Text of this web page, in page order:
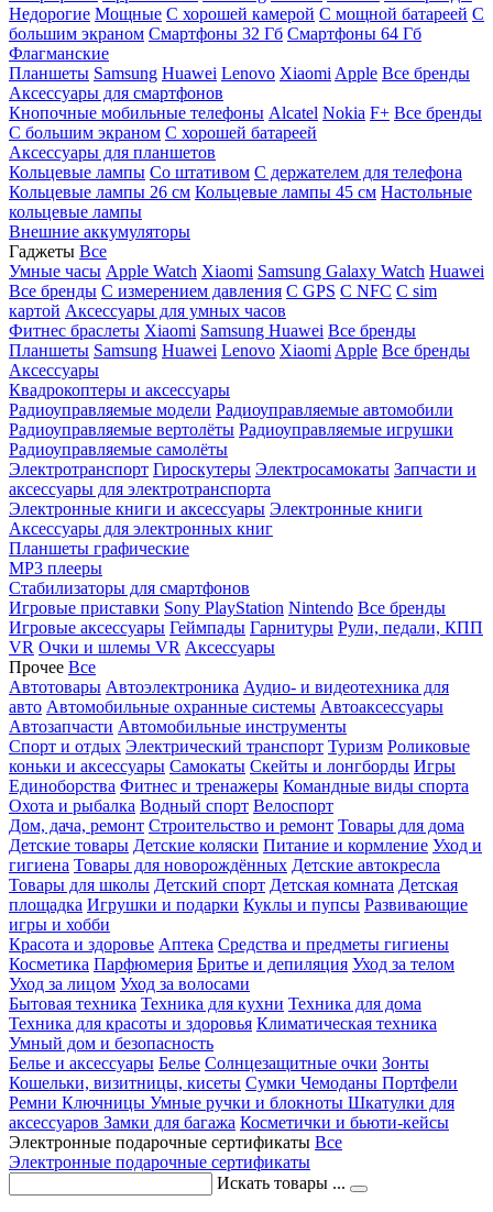
Недорогие Мощные С хорошей камерой С мощной батареей С
большим экраном Смартфоны 32 Гб Смартфоны 64 Гб
Флагманские
Планшеты Samsung Huawei Lenovo Xiaomi Apple Все бренды
Аксессуары для смартфонов
Кнопочные мобильные телефоны Alcatel Nokia F+ Все бренды
С большим экраном С хорошей батареей
Аксессуары для планшетов
Кольцевые лампы Со штативом C держателем для телефона
Кольцевые лампы 26 см Кольцевые лампы 45 см Настольные
кольцевые лампы
Внешние аккумуляторы
Гаджеты Все
Умные часы Apple Watch Xiaomi Samsung Galaxy Watch Huawei
Все бренды C измерением давления C GPS C NFC C sim
картой Аксессуары для умных часов
Фитнес браслеты Xiaomi Samsung Huawei Все бренды
Планшеты Samsung Huawei Lenovo Xiaomi Apple Все бренды
Аксессуары
Квадрокоптеры и аксессуары
Радиоуправляемые модели Радиоуправляемые автомобили
Радиоуправляемые вертолёты Радиоуправляемые игрушки
Радиоуправляемые самолёты
Электротранспорт Гироскутеры Электросамокаты Запчасти и
аксессуары для электротранспорта
Электронные книги и аксессуары Электронные книги
Аксессуары для электронных книг
Планшеты графические
MP3 плееры
Стабилизаторы для смартфонов
Игровые приставки Sony PlayStation Nintendo Все бренды
Игровые аксессуары Геймпады Гарнитуры Рули, педали, КПП
VR Очки и шлемы VR Аксессуары
Прочее Все
Автотовары Автоэлектроника Аудио- и видеотехника для
авто Автомобильные охранные системы Автоаксессуары
Автозапчасти Автомобильные инструменты
Спорт и отдых Электрический транспорт Туризм Роликовые
коньки и аксессуары Самокаты Скейты и лонгборды Игры
Единоборства Фитнес и тренажеры Командные виды спорта
Охота и рыбалка Водный спорт Велоспорт
Дом, дача, ремонт Строительство и ремонт Товары для дома
Детские товары Детские коляски Питание и кормление Уход и
гигиена Товары для новорождённых Детские автокресла
Товары для школы Детский спорт Детская комната Детская
площадка Игрушки и подарки Куклы и пупсы Развивающие
игры и хобби
Красота и здоровье Аптека Средства и предметы гигиены
Косметика Парфюмерия Бритье и депиляция Уход за телом
Уход за лицом Уход за волосами
Бытовая техника Техника для кухни Техника для дома
Техника для красоты и здоровья Климатическая техника
Умный дом и безопасность
Белье и аксессуары Белье Солнцезащитные очки Зонты
Кошельки, визитницы, кисеты Сумки Чемоданы Портфели
Ремни Ключницы Умные ручки и блокноты Шкатулки для
аксессуаров Замки для багажа Косметички и бьюти-кейсы
Электронные подарочные сертификаты Все
Электронные подарочные сертификаты
Искать товары ...